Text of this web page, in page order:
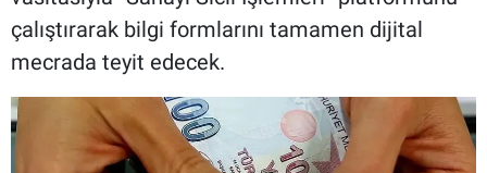
çalıştırarak bilgi formlarını tamamen dijital
mecrada teyit edecek.